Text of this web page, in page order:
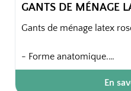
GANTS DE MÉNAGE
Gants de ménage latex
- Forme anatomique.
- Finition intérieure :
- Finition extérieure :En